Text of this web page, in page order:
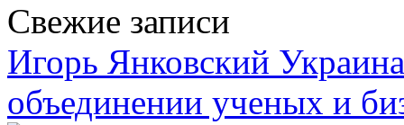
Свежие записи
Игорь Янковский
объединении ученых и